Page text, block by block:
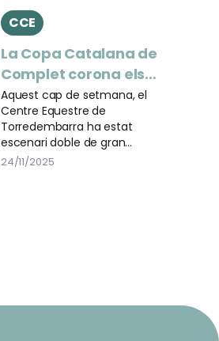
CCE
La Copa Catalana de
Complet corona els
seus nous campions i
Torredembarra viu un
Campionat d’Espanya
Infantil històric
Aquest cap de setmana, el
Centre Equestre de
Torredembarra ha estat
escenari doble de gran
competició, amb la celebració
24/11/2025